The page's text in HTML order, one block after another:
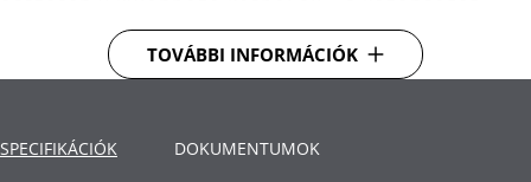
mindenestől, a kínai aprítón keresztül a
szakácskésig. Bár az egyes penge formák nagyon
TOVÁBBI INFORMÁCIÓK
SPECIFIKÁCIÓK DOKUMENTUMOK